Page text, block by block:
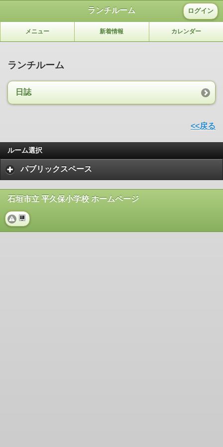
ランチルーム ログイン
メニュー 新着情報 カレンダー
ランチルーム
日誌
<<戻る
ルーム選択
パブリックスペース
石垣市立 平久保小学校 ホームページ